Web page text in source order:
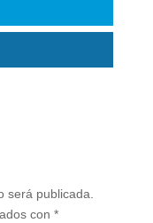
será publicada.
con *